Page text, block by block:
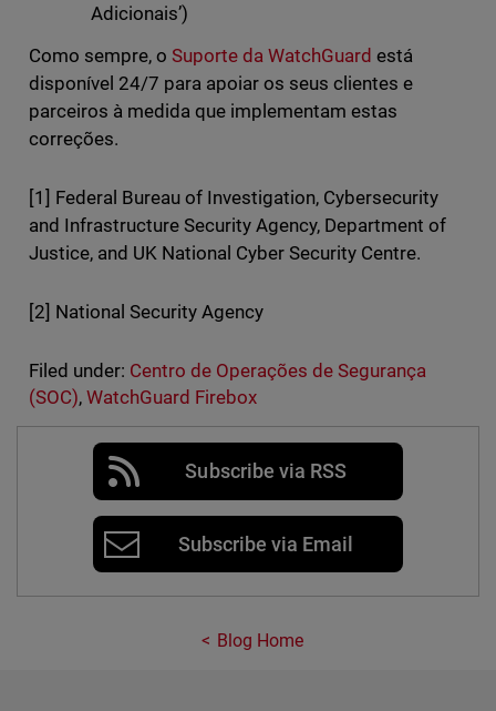
Adicionais’)
Como sempre, o Suporte da WatchGuard está
disponível 24/7 para apoiar os seus clientes e
parceiros à medida que implementam estas
correções.
[1] Federal Bureau of Investigation, Cybersecurity
and Infrastructure Security Agency, Department of
Justice, and UK National Cyber Security Centre.
[2] National Security Agency
Filed under: Centro de Operações de Segurança
(SOC), WatchGuard Firebox
Subscribe via RSS
Subscribe via Email
Blog Home